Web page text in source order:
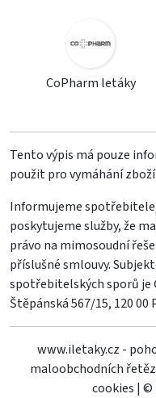
CoPharm letáky
Tento výpis má pouze
použit pro vymáhání
Informujeme
poskytujeme služby, že
právo na mimosoudní
příslušné smlouvy.
spotřebitelských sporů je
Štěpánská 567/15, 120 00
www.iletaky.cz -
maloobchodních
cookies | ©